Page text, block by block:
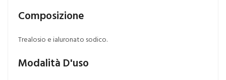
Composizione
Trealosio e ialuronato sodico.
Modalità D'uso